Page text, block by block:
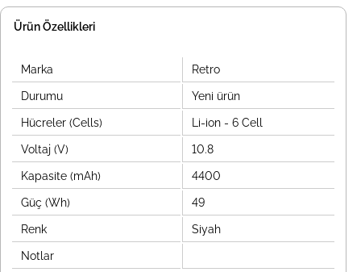
Ürün Özellikleri
Marka Retro
Durumu Yeni ürün
Hücreler (Cells) Li-ion - 6 Cell
Voltaj (V) 10.8
Kapasite (mAh) 4400
Güç (Wh) 49
Renk Siyah
Notlar